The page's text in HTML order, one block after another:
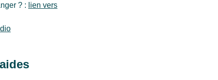
? : lien vers